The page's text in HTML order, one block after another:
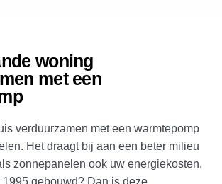
woning
met een
verduurzamen met een warmtepomp
Het draagt bij aan een beter milieu
zonnepanelen ook uw energiekosten.